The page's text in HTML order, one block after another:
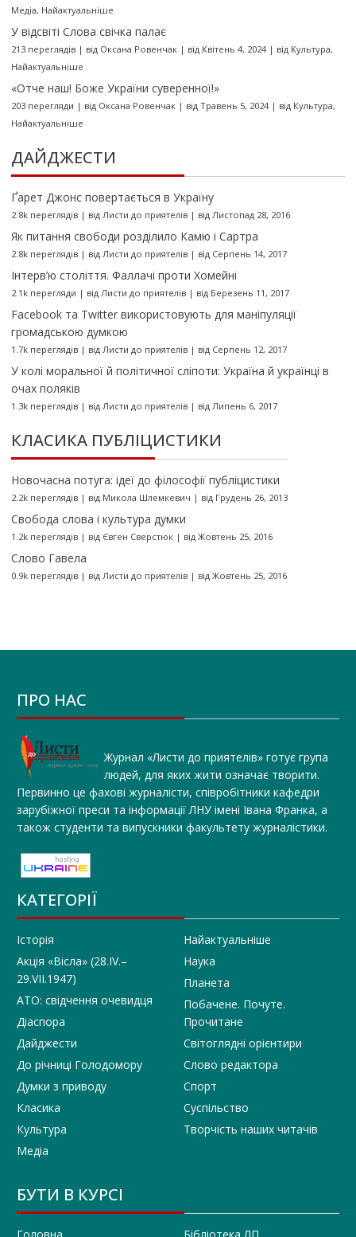
Медіа, Найактуальніше
У відсвіті Слова свічка палає
213 переглядів| від Оксана Ровенчак| від Квітень 4, 2024| від Культура,
Найактуальніше
«Отче наш! Боже України суверенної!»
203 перегляди | від Оксана Ровенчак| від Травень 5, 2024| від Культура,
Найактуальніше
ДАЙДЖЕСТИ
Ґарет Джонс повертається в Україну
2.8k переглядів| від Листи до приятелів| від Листопад 28, 2016
Як питання свободи розділило Камю і Сартра
2.8k переглядів| від Листи до приятелів| від Серпень 14, 2017
Інтерв’ю століття. Фаллачі проти Хомейні
2.1k перегляди | від Листи до приятелів| від Березень 11, 2017
Facebook та Twitter використовують для маніпуляції
громадською думкою
1.7k переглядів| від Листи до приятелів| від Серпень 12, 2017
У колі моральної й політичної сліпоти: Україна й українці в
очах поляків
1.3k переглядів| від Листи до приятелів| від Липень 6, 2017
КЛАСИКА ПУБЛІЦИСТИКИ
Новочасна потуга: ідеї до філософії публіцистики
2.2k переглядів| від Микола Шлемкевич | від Грудень 26, 2013
Свобода слова і культура думки
1.2k переглядів| від Євген Сверстюк| від Жовтень 25, 2016
Слово Гавела
0.9k переглядів| від Листи до приятелів| від Жовтень 25, 2016
ПРО НАС
Журнал «Листи до приятелів» готує група
людей, для яких жити означає творити.
Первинно це фахові журналісти, співробітники кафедри
зарубіжної преси та інформації ЛНУ імені Івана Франка, а
також студенти та випускники факультету журналістики.
КАТЕГОРІЇ
Історія
Акція «Вісла» (28.IV.–
29.VII.1947)
АТО: свідчення очевидця
Діаспора
Дайджести
До річниці Голодомору
Думки з приводу
Класика
Культура
Медіа
Найактуальніше
Наука
Планета
Побачене. Почуте.
Прочитане
Світоглядні орієнтири
Слово редактора
Спорт
Суспільство
Творчість наших читачів
БУТИ В КУРСІ